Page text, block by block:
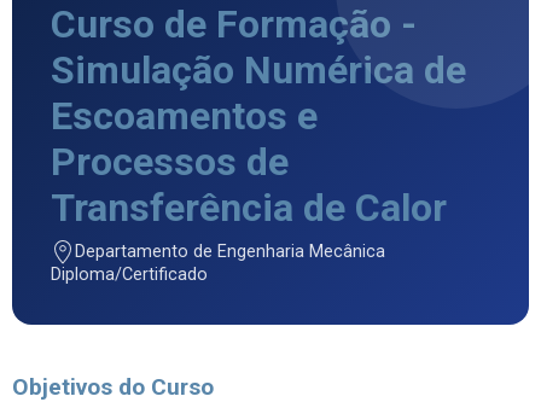
Curso de Formação -
Simulação Numérica de
Escoamentos e
Processos de
Transferência de Calor
Departamento de Engenharia Mecânica
Diploma/Certificado
Objetivos do Curso